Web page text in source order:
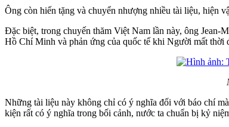
Ông còn hiến tặng và chuyển nhượng nhiều tài liệu, hiện
Đặc biệt, trong chuyến thăm Việt Nam lần này, ông Jean-
Hồ Chí Minh và phản ứng của quốc tế khi Người mất thời
Những tài liệu này không chỉ có ý nghĩa đối với báo chí
kiện rất có ý nghĩa trong bối cảnh, nước ta chuẩn bị kỷ